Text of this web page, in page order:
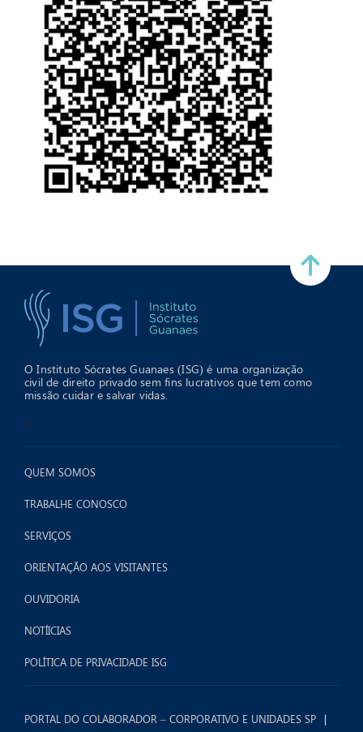
O Instituto Sócrates Guanaes (ISG) é uma organização
civil de direito privado sem fins lucrativos que tem como
missão cuidar e salvar vidas.
>
QUEM SOMOS
TRABALHE CONOSCO
SERVIÇOS
ORIENTAÇÃO AOS VISITANTES
OUVIDORIA
NOTÍICIAS
POLÍTICA DE PRIVACIDADE ISG
PORTAL DO COLABORADOR – CORPORATIVO E UNIDADES SP